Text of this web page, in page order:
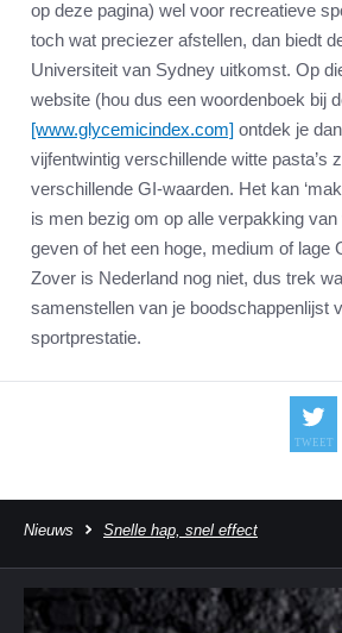
op deze pagina) wel voor recreatieve
toch wat preciezer afstellen, dan biedt
Universiteit van Sydney uitkomst. Op
website (hou dus een woordenboek bij
[www.glycemicindex.com] ontdek je
vijfentwintig verschillende witte pasta’s
verschillende GI-waarden. Het kan
is men bezig om op alle verpakking
geven of het een hoge, medium of lage
Zover is Nederland nog niet, dus trek
samenstellen van je boodschappenlijst
sportprestatie.
Nieuws Snelle hap, snel effect